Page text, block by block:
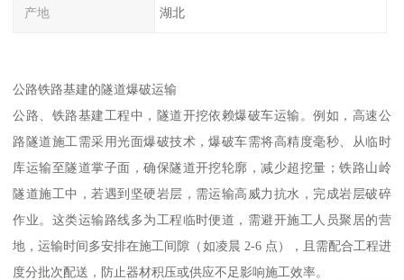
产地 湖北
公路铁路基建的隧道爆破运输​
公路、铁路基建工程中，隧道开挖依赖爆破车运输。例如，高速公
路隧道施工需采用光面爆破技术，爆破车需将高精度毫秒、从临时
库运输至隧道掌子面，确保隧道开挖轮廓，减少超挖量；铁路山岭
隧道施工中，若遇到坚硬岩层，需运输高威力抗水，完成岩层破碎
作业。这类运输路线多为工程临时便道，需避开施工人员聚居的营
地，运输时间多安排在施工间隙（如凌晨 2-6 点），且需配合工程进
度分批次配送，防止器材积压或供应不足影响施工效率。​